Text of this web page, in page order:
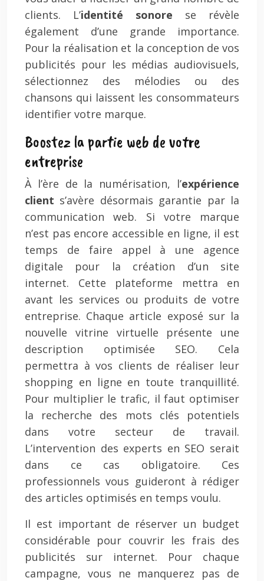
clients. L’identité sonore se révèle
également d’une grande importance.
Pour la réalisation et la conception de vos
publicités pour les médias audiovisuels,
sélectionnez des mélodies ou des
chansons qui laissent les consommateurs
identifier votre marque.
Boostez la partie web de votre
entreprise
À l’ère de la numérisation, l’expérience
client s’avère désormais garantie par la
communication web. Si votre marque
n’est pas encore accessible en ligne, il est
temps de faire appel à une agence
digitale pour la création d’un site
internet. Cette plateforme mettra en
avant les services ou produits de votre
entreprise. Chaque article exposé sur la
nouvelle vitrine virtuelle présente une
description optimisée SEO. Cela
permettra à vos clients de réaliser leur
shopping en ligne en toute tranquillité.
Pour multiplier le trafic, il faut optimiser
la recherche des mots clés potentiels
dans votre secteur de travail.
L’intervention des experts en SEO serait
dans ce cas obligatoire. Ces
professionnels vous guideront à rédiger
des articles optimisés en temps voulu.
Il est important de réserver un budget
considérable pour couvrir les frais des
publicités sur internet. Pour chaque
campagne, vous ne manquerez pas de